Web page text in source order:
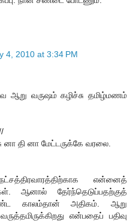
4, 2010 at 3:34 PM
ஆறு வருஷம் கழிச்சு தமிழ்மணம்
தி னா மேட்டருக்கே வரலை.
என்னைத்
ஆனால் தேர்ந்தெடுப்பதற்குத்
காலம்தான் அதிகம். ஆறு
என்பதைப் பதிவு